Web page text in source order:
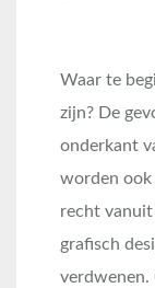
Waar te
zijn? De
onderkant
worden ook
recht vanuit
grafisch
verdwenen.